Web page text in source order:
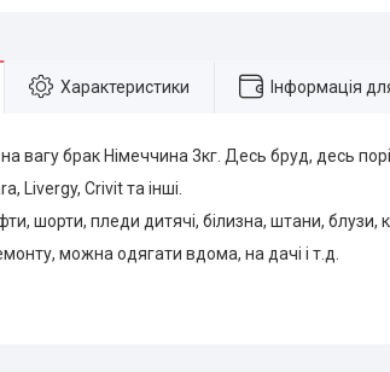
Характеристики Інформація
вагу брак Німеччина 3кг. Десь бруд, десь
Livergy, Crivit та інші.
шорти, пледи дитячі, білизна, штани, блузи,
можна одягати вдома, на дачі і т.д.